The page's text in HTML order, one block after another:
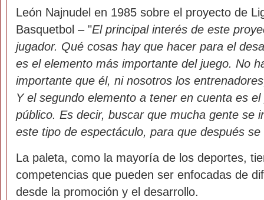
León Najnudel en 1985 sobre el proyecto de
Basquetbol – "El principal interés de este
jugador. Qué cosas hay que hacer para el
es el elemento más importante del juego. No
importante que él, ni nosotros los
Y el segundo elemento a tener en cuenta es
público. Es decir, buscar que mucha gente se
este tipo de espectáculo, para que después se
La paleta, como la mayoría de los deportes,
competencias que pueden ser enfocadas de
desde la promoción y el desarrollo.